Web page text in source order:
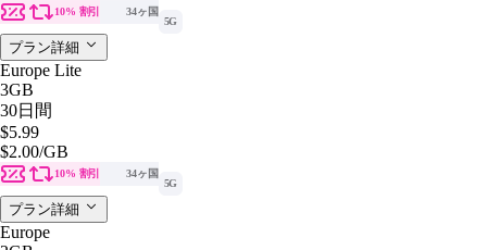
10% 割引
34ヶ国
5G
プラン詳細
Europe Lite
3GB
30日間
$5.99
$2.00/GB
10% 割引
34ヶ国
5G
プラン詳細
Europe